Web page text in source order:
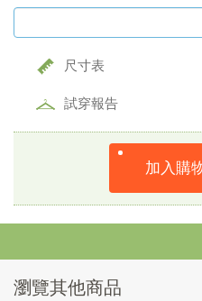
尺寸表
試穿報告
加入購
瀏覽其他商品